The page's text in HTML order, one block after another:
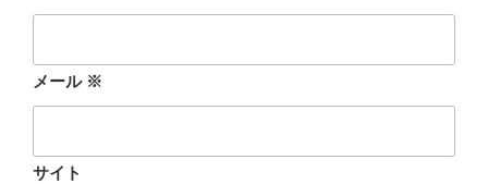
メール ※
サイト